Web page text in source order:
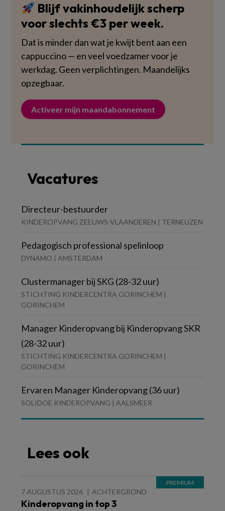
Blijf vakinhoudelijk scherp
voor slechts €3 per week.
Dat is minder dan wat je kwijt bent aan een
cappuccino — en veel voedzamer voor je
werkdag. Geen verplichtingen. Maandelijks
opzegbaar.
Activeer mijn maandabonnement
Vacatures
Directeur-bestuurder
KINDEROPVANG ZEEUWS-VLAANDEREN | TERNEUZEN
Pedagogisch professional spelinloop
DYNAMO | AMSTERDAM
Clustermanager bij SKG (28-32 uur)
STICHTING KINDERCENTRA GORINCHEM |
GORINCHEM
Manager Kinderopvang bij Kinderopvang SKR
(28-32 uur)
STICHTING KINDERCENTRA GORINCHEM |
GORINCHEM
Ervaren Manager Kinderopvang (36 uur)
SOLIDOE KINDEROPVANG | AALSMEER
Lees ook
7 AUGUSTUS 2026 ACHTERGROND
Kinderopvang in top 3